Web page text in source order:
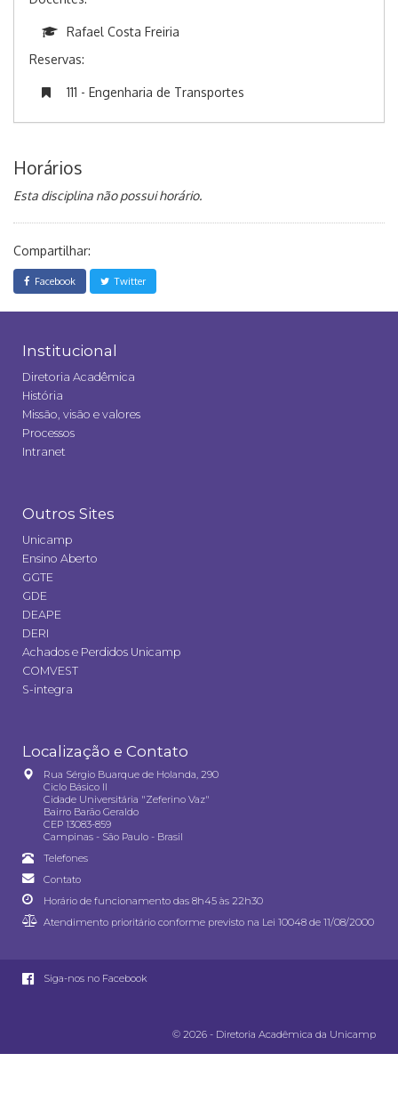
Rafael Costa Freiria
Reservas:
111 - Engenharia de Transportes
Horários
Esta disciplina não possui horário.
Compartilhar:
Facebook Twitter
Institucional
Diretoria Acadêmica
História
Missão, visão e valores
Processos
Intranet
Outros Sites
Unicamp
Ensino Aberto
GGTE
GDE
DEAPE
DERI
Achados e Perdidos Unicamp
COMVEST
S-integra
Localização e Contato
Rua Sérgio Buarque de Holanda, 290
Ciclo Básico II
Cidade Universitária "Zeferino Vaz"
Bairro Barão Geraldo
CEP 13083-859
Campinas - São Paulo - Brasil
Telefones
Contato
Horário de funcionamento das 8h45 às 22h30
Atendimento prioritário conforme previsto na Lei 10048 de 11/08/2000
Siga-nos no Facebook
© 2026 - Diretoria Acadêmica da Unicamp